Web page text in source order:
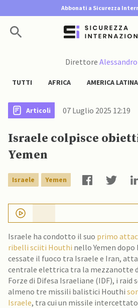
Abbonati a Sicurezza
Direttore
TUTTI AFRICA AMERICA LATINA
Articoli 07 Luglio 2025 12:19
Israele colpisce
Yemen
Israele Yemen
Israele ha condotto il suo primo
ribelli sciiti Houthi nello Yemen
cessate il fuoco tra Israele e Iran,
centrale elettrica tra la mezzanotte
Forze di Difesa Israeliane (IDF), i raid
almeno tre missili balistici Houthi
Israele, tra cui un missile